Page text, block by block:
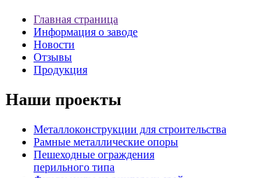
Главная страница
Информация о заводе
Новости
Отзывы
Продукция
Наши проекты
Металлоконструкции для строительства
Рамные металлические опоры
Пешеходные ограждения
перильного типа